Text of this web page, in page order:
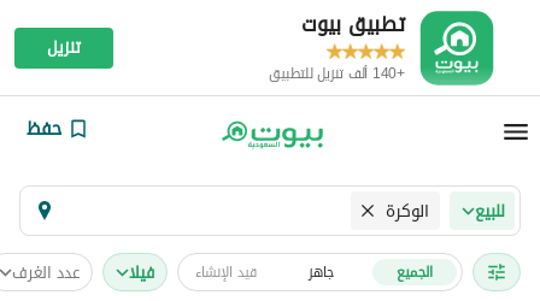
تطبيق بيوت
+140 ألف تنزيل للتطبيق
تنزيل
حفظ
للبيع الوكرة
الجميع جاهز قيد الإنشاء فیلا عدد الغرف